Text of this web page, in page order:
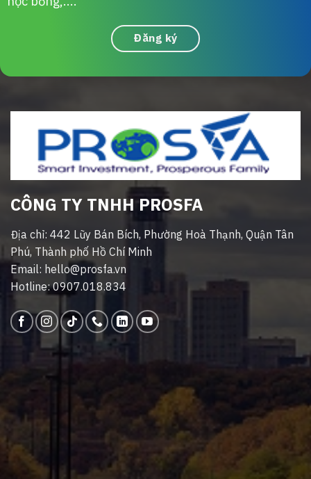
Đăng ký
CÔNG TY TNHH PROSFA
Địa chỉ: 442 Lũy Bán Bích, Phường Hoà Thạnh, Quận Tân
Phú, Thành phố Hồ Chí Minh
Email: hello@prosfa.vn
Hotline: 0907.018.834